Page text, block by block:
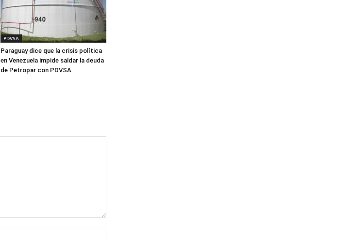
PDVSA
Paraguay dice que la crisis política
en Venezuela impide saldar la deuda
de Petropar con PDVSA